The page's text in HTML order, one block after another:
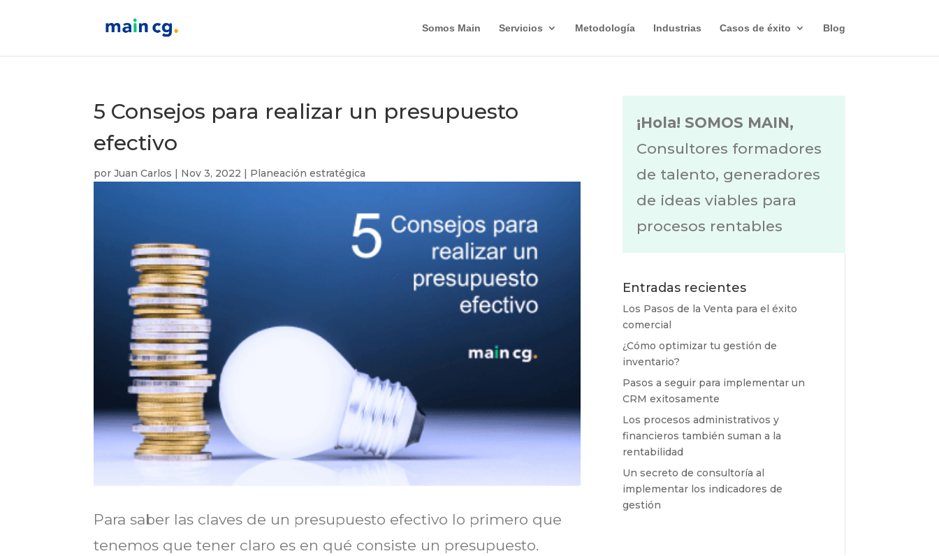
Somos Main Servicios Metodología Industrias Casos de éxito Blog
5 Consejos para realizar un presupuesto
efectivo
porJuan Carlos | Nov 3, 2022 | Planeación estratégica
Para saber las claves de un presupuesto efectivo lo primero que
tenemos que tener claro es en qué consiste un presupuesto.
¡Hola! SOMOS MAIN,
Consultores formadores
de talento, generadores
de ideas viables para
procesos rentables
Entradas recientes
Los Pasos de la Venta para el éxito
comercial
¿Cómo optimizar tu gestión de
inventario?
Pasos a seguir para implementar un
CRM exitosamente
Los procesos administrativos y
financieros también suman a la
rentabilidad
Un secreto de consultoría al
implementar los indicadores de
gestión